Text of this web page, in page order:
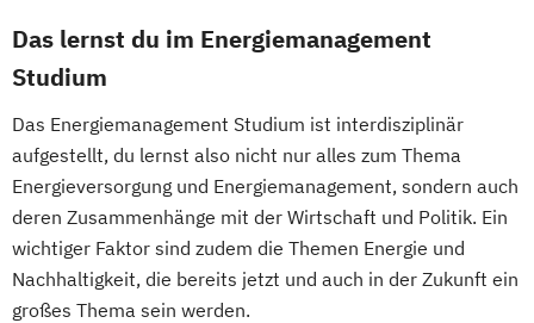
Produktmarketing & Projektmanagement
Pädagogisch-Didaktischer Lehrgang für
Radiologietechnologie
Regenerative Energiesysteme &
technisches Energiemanagement
Robotik
Softwaretechnik & Digitaler Systembau
Strategisches Marketing &
Das lernst du im Energiemanagement
Studium
Das Energiemanagement Studium ist interdisziplinär
aufgestellt, du lernst also nicht nur alles zum Thema
Energieversorgung und Energiemanagement, sondern auch
deren Zusammenhänge mit der Wirtschaft und Politik. Ein
wichtiger Faktor sind zudem die Themen Energie und
Nachhaltigkeit, die bereits jetzt und auch in der Zukunft ein
großes Thema sein werden.